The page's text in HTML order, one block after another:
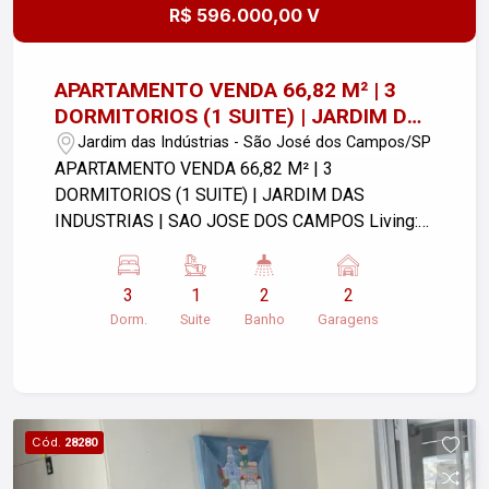
R$ 596.000,00 V
APARTAMENTO VENDA 66,82 M² | 3
DORMITORIOS (1 SUITE) | JARDIM DAS
INDUSTRIAS | SAO JOSE DOS CAMPOS
Jardim das Indústrias - São José dos Campos/SP
APARTAMENTO VENDA 66,82 M² | 3
DORMITORIOS (1 SUITE) | JARDIM DAS
INDUSTRIAS | SAO JOSE DOS CAMPOS Living:
Varanda gourmet Janelas dos dormitórios com
persianas integradas Previsão para ar-
condicionado nos dormitórios Medição
Instalações sanitárias com sistema de duplo
acionamento Lazer extraordinário do térreo ao
rooftop: - Áreas comuns entregues montadas e
3
Dorm.
1
Suite
2
Banho
2
Garagens
Cód. 28280